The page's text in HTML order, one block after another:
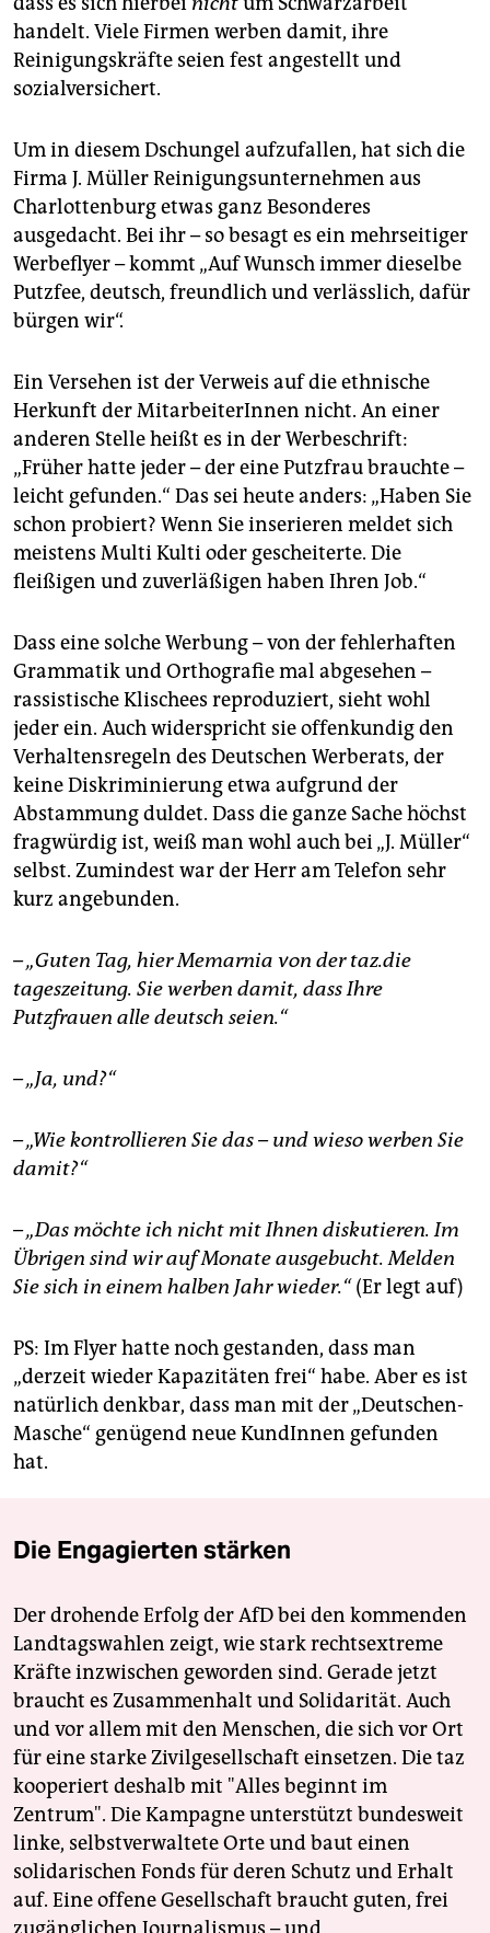
handelt. Viele Firmen werben damit, ihre
Reinigungskräfte seien fest angestellt und
sozialversichert.
Um in diesem Dschungel aufzufallen, hat sich die
Firma J. Müller Reinigungsunternehmen aus
Charlottenburg etwas ganz Besonderes
ausgedacht. Bei ihr – so besagt es ein mehrseitiger
Werbeflyer – kommt „Auf Wunsch immer dieselbe
Putzfee, deutsch, freundlich und verlässlich, dafür
bürgen wir“.
Ein Versehen ist der Verweis auf die ethnische
Herkunft der MitarbeiterInnen nicht. An einer
anderen Stelle heißt es in der Werbeschrift:
„Früher hatte jeder – der eine Putzfrau brauchte –
leicht gefunden.“ Das sei heute anders: „Haben Sie
schon probiert? Wenn Sie inserieren meldet sich
meistens Multi Kulti oder gescheiterte. Die
fleißigen und zuverläßigen haben Ihren Job.“
Dass eine solche Werbung – von der fehlerhaften
Grammatik und Orthografie mal abgesehen –
rassistische Klischees reproduziert, sieht wohl
jeder ein. Auch widerspricht sie offenkundig den
Verhaltensregeln des Deutschen Werberats, der
keine Diskriminierung etwa aufgrund der
Abstammung duldet. Dass die ganze Sache höchst
fragwürdig ist, weiß man wohl auch bei „J. Müller“
selbst. Zumindest war der Herr am Telefon sehr
kurz angebunden.
– „Guten Tag, hier Memarnia von der taz.die
tageszeitung. Sie werben damit, dass Ihre
Putzfrauen alle deutsch seien.“
– „Ja, und?“
– „Wie kontrollieren Sie das – und wieso werben Sie
damit?“
– „Das möchte ich nicht mit Ihnen diskutieren. Im
Übrigen sind wir auf Monate ausgebucht. Melden
Sie sich in einem halben Jahr wieder.“(Er legt auf)
PS: Im Flyer hatte noch gestanden, dass man
„derzeit wieder Kapazitäten frei“ habe. Aber es ist
natürlich denkbar, dass man mit der „Deutschen-
Masche“ genügend neue KundInnen gefunden
hat.
Die Engagierten stärken
Der drohende Erfolg der AfD bei den kommenden
Landtagswahlen zeigt, wie stark rechtsextreme
Kräfte inzwischen geworden sind. Gerade jetzt
braucht es Zusammenhalt und Solidarität. Auch
und vor allem mit den Menschen, die sich vor Ort
für eine starke Zivilgesellschaft einsetzen. Die taz
kooperiert deshalb mit "Alles beginnt im
Zentrum". Die Kampagne unterstützt bundesweit
linke, selbstverwaltete Orte und baut einen
solidarischen Fonds für deren Schutz und Erhalt
auf. Eine offene Gesellschaft braucht guten, frei